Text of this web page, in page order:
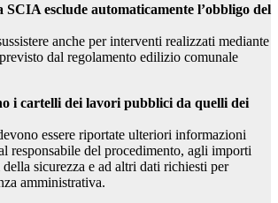
SCIA esclude automaticamente l’obbligo del
anche per interventi realizzati mediante
dal regolamento edilizio comunale
i cartelli dei lavori pubblici da quelli dei
essere riportate ulteriori informazioni
responsabile del procedimento, agli importi
sicurezza e ad altri dati richiesti per
amministrativa.